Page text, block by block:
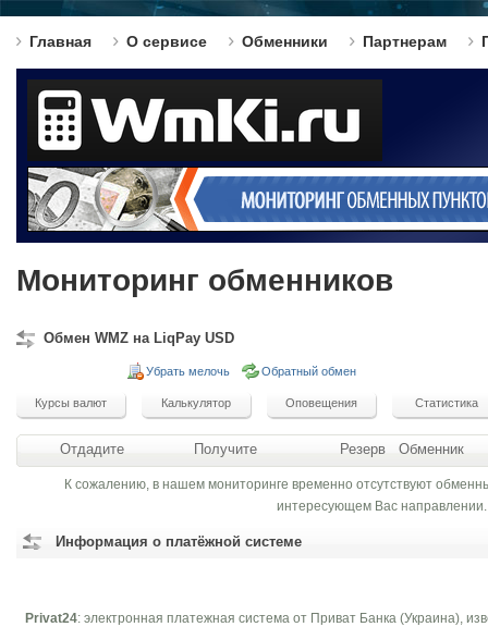
Главная О сервисе Обменники Партнерам
Мониторинг обменников
Обмен WMZ на LiqPay USD
Убрать мелочь Обратный обмен
Отдадите Получите Резерв Обменник
К сожалению, в нашем мониторинге временно отсутствуют
интересующем Вас направлении.
Информация о платёжной системе
Privat24: электронная платежная система от Приват Банка (Украина),